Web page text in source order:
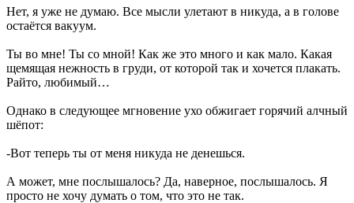
Нет, я уже не думаю. Все мысли улетают в никуда, а в голове
остаётся вакуум.
Ты во мне! Ты со мной! Как же это много и как мало. Какая
щемящая нежность в груди, от которой так и хочется плакать.
Райто, любимый…
Однако в следующее мгновение ухо обжигает горячий алчный
шёпот:
-Вот теперь ты от меня никуда не денешься.
А может, мне послышалось? Да, наверное, послышалось. Я
просто не хочу думать о том, что это не так.